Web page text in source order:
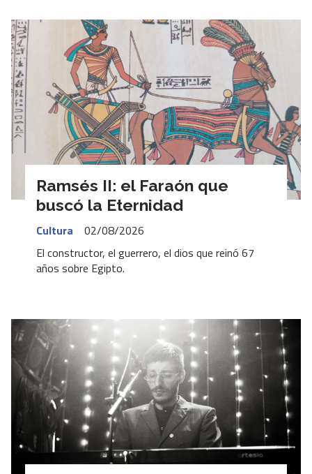
Ramsés II: el Faraón que
buscó la Eternidad
Cultura
02/08/2026
El constructor, el guerrero, el dios que reinó 67
años sobre Egipto.